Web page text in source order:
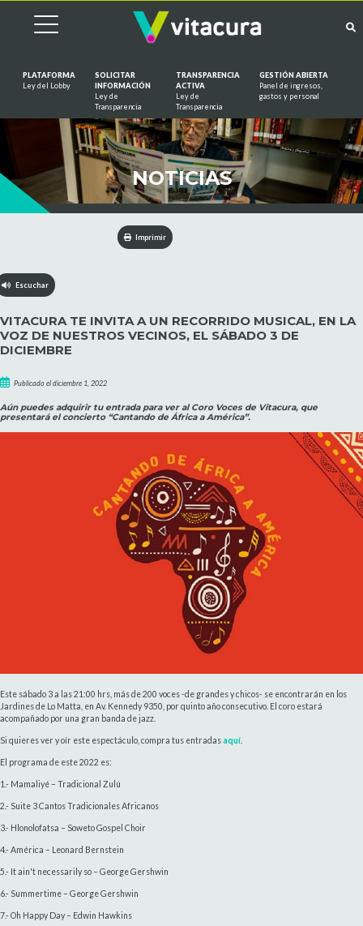
PLATAFORMA
Ley del Lobby
SOLICITAR
INFORMACIÓN
Ley de
Transparencia
TRANSPARENCIA
ACTIVA
Ley de
Transparencia
GESTIÓN ABIERTA
Panel de ingresos,
gastos y personal
NOTICIAS
Imprimir
Escuchar
VITACURA TE INVITA A UN RECORRIDO MUSICAL, EN LA
VOZ DE NUESTROS VECINOS, EL SÁBADO 3 DE
DICIEMBRE
Publicado el diciembre 1, 2022
Aún puedes adquirir tu entrada para ver al Coro Voces de Vitacura, que
presentará el concierto “Cantando de África a América”.
Este sábado 3 a las 21:00 hrs, más de 200 voces -de grandes y chicos- se encontrarán en los
Jardines de Lo Matta, en Av. Kennedy 9350, por quinto año consecutivo. El coro estará
acompañado por una gran banda de jazz.
Si quieres ver y oír este espectáculo, compra tus entradasaquí
El programa de este 2022 es:
1.- Mamaliyé – Tradicional Zulú
2.- Suite 3 Cantos Tradicionales Africanos
3.- Hlonolofatsa – Soweto Gospel Choir
4.- América – Leonard Bernstein
5.- It ain't necessarily so – George Gershwin
6.- Summertime – George Gershwin
7.- Oh Happy Day – Edwin Hawkins